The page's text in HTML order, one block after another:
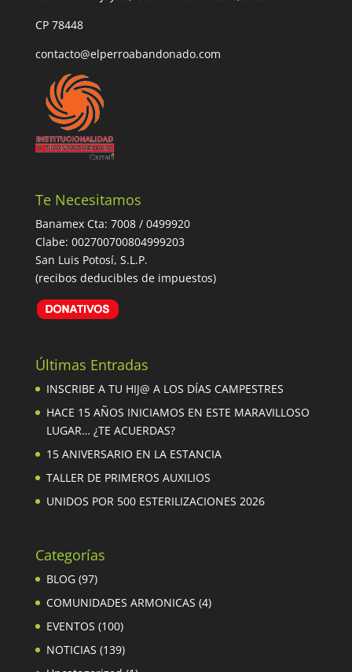
CP 78448
contacto@elperroabandonado.com
Te Necesitamos
Banamex Cta: 7008 / 0499920
Clabe: 002700700804999203
San Luis Potosí, S.L.P.
(recibos deducibles de impuestos)
Últimas Entradas
INSCRIBE A TU HIJ@ A LOS DÍAS CAMPESTRES
HACE 15 AÑOS INICIAMOS EN ESTE MARAVILLOSO
LUGAR… ¿TE ACUERDAS?
15 ANIVERSARIO EN LA ESTANCIA
TALLER DE PRIMEROS AUXILIOS
UNIDOS POR 500 ESTERILIZACIONES 2026
Categorías
BLOG(97)
COMUNIDADES ARMONICAS (4)
EVENTOS (100)
NOTICIAS (139)